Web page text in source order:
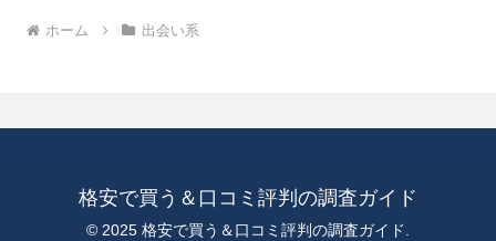
ホーム 出会い系
格安で買う＆口コミ評判の調査ガイド
© 2025 格安で買う＆口コミ評判の調査ガイド.